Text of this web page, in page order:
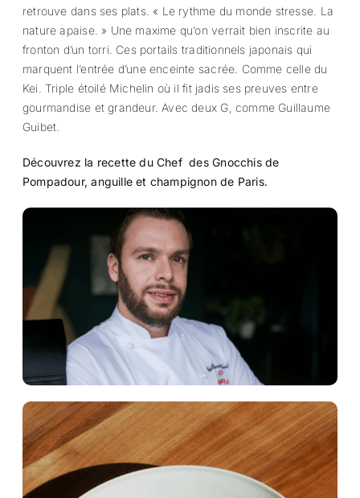
retrouve dans ses plats. « Le rythme du monde stresse. La
nature apaise. » Une maxime qu’on verrait bien inscrite au
fronton d’un torri. Ces portails traditionnels japonais qui
marquent l’entrée d’une enceinte sacrée. Comme celle du
Kei. Triple étoilé Michelin où il fit jadis ses preuves entre
gourmandise et grandeur. Avec deux G, comme Guillaume
Guibet.
Découvrez la recette du Chef des Gnocchis de
Pompadour, anguille et champignon de Paris.